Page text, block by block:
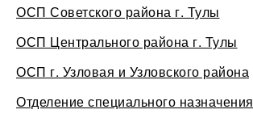
ОСП Советского района г. Тулы
ОСП Центрального района г. Тулы
ОСП г. Узловая и Узловского района
Отделение специального назначения